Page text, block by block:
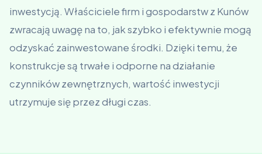
inwestycją. Właściciele firm i gospodarstw z Kunów
zwracają uwagę na to, jak szybko i efektywnie mogą
odzyskać zainwestowane środki. Dzięki temu, że
konstrukcje są trwałe i odporne na działanie
czynników zewnętrznych, wartość inwestycji
utrzymuje się przez długi czas.